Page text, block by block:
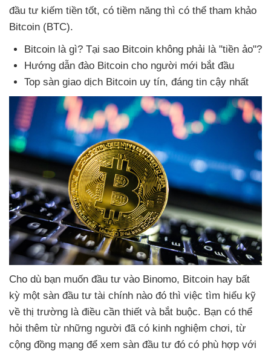
đầu tư kiếm tiền tốt, có tiềm năng thì có thể tham khảo
Bitcoin (BTC).
Bitcoin là gì? Tại sao Bitcoin không phải là "tiền ảo"?
Hướng dẫn đào Bitcoin cho người mới bắt đầu
Top sàn giao dịch Bitcoin uy tín, đáng tin cậy nhất
Cho dù bạn muốn đầu tư vào Binomo, Bitcoin hay bất
kỳ một sàn đầu tư tài chính nào đó thì việc tìm hiểu kỹ
về thị trường là điều cần thiết và bắt buộc. Bạn có thể
hỏi thêm từ những người đã có kinh nghiệm chơi, từ
cộng đồng mạng để xem sàn đầu tư đó có phù hợp với